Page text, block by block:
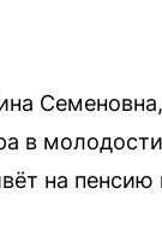
в
на пенсию